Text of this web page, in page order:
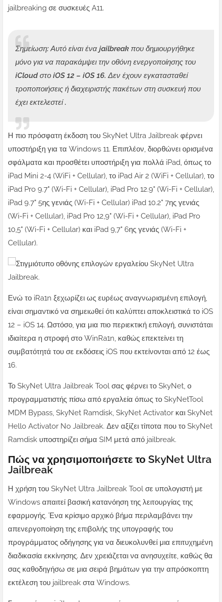
jailbreaking σε συσκευές A11.
Σημείωση: Αυτό είναι ένα jailbreak που δημιουργήθηκε
μόνο για να παρακάμψει την οθόνη ενεργοποίησης του
iCloud στο iOS 12 – iOS 16. Δεν έχουν εγκατασταθεί
τροποποιήσεις ή διαχειριστής πακέτων στη συσκευή που
έχει εκτελεστεί .
Η πιο πρόσφατη έκδοση του SkyNet Ultra Jailbreak φέρνει
υποστήριξη για τα Windows 11. Επιπλέον, διορθώνει ορισμένα
σφάλματα και προσθέτει υποστήριξη για πολλά iPad, όπως το
iPad Mini 2-4 (WiFi + Cellular), το iPad Air 2 (WiFi + Cellular), το
iPad Pro 9.7" (Wi-Fi + Cellular), iPad Pro 12.9" (Wi-Fi + Cellular),
iPad 9.7" 5ης γενιάς (Wi-Fi + Cellular) iPad 10.2" 7ης γενιάς
(Wi-Fi + Cellular), iPad Pro 12,9" (Wi-Fi + Cellular), iPad Pro
10,5" (Wi-Fi + Cellular) και iPad 9,7" 6ης γενιάς (Wi-Fi +
Cellular).
Ενώ το iRa1n ξεχωρίζει ως ευρέως αναγνωρισμένη επιλογή,
είναι σημαντικό να σημειωθεί ότι καλύπτει αποκλειστικά το iOS
12 – iOS 14. Ωστόσο, για μια πιο περιεκτική επιλογή, συνιστάται
ιδιαίτερα η στροφή στο WinRa1n, καθώς επεκτείνει τη
συμβατότητά του σε εκδόσεις iOS που εκτείνονται από 12 έως
16.
Το SkyNet Ultra Jailbreak Tool σας φέρνει το SkyNet, ο
προγραμματιστής πίσω από εργαλεία όπως το SkyNetTool
MDM Bypass, SkyNet Ramdisk, SkyNet Activator και SkyNet
Hello Activator No Jailbreak. Δεν αξίζει τίποτα που το SkyNet
Ramdisk υποστηρίζει σήμα SIM μετά από jailbreak.
Πώς να χρησιμοποιήσετε το SkyNet Ultra
Jailbreak
Η χρήση του SkyNet Ultra Jailbreak Tool σε υπολογιστή με
Windows απαιτεί βασική κατανόηση της λειτουργίας της
εφαρμογής. Ένα κρίσιμο αρχικό βήμα περιλαμβάνει την
απενεργοποίηση της επιβολής της υπογραφής του
προγράμματος οδήγησης για να διευκολυνθεί μια επιτυχημένη
διαδικασία εκκίνησης. Δεν χρειάζεται να ανησυχείτε, καθώς θα
σας καθοδηγήσω σε μια σειρά βημάτων για την απρόσκοπτη
εκτέλεση του jailbreak στα Windows.